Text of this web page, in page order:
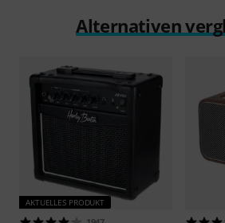
Alternativen
AKTUELLES PRODUKT